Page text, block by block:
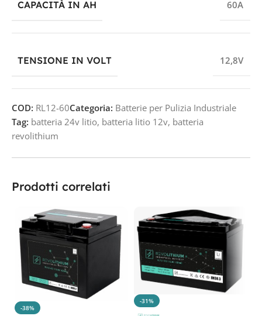
CAPACITÀ IN AH 60A
TENSIONE IN VOLT 12,8V
COD: RL12-60Categoria: Batterie per Pulizia Industriale
Tag: batteria 24v litio, batteria litio 12v, batteria
revolithium
Prodotti correlati
-38%
-31%